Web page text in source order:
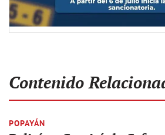
Contenido
POPAYÁN